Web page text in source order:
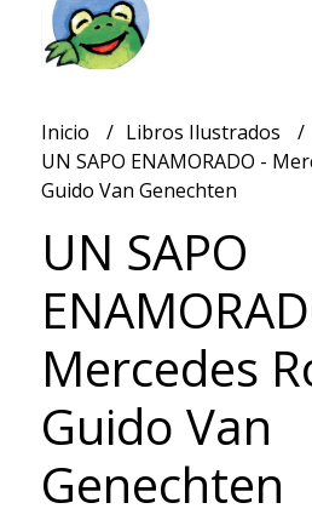
Inicio Libros Ilustrados
UN SAPO ENAMORADO -
Guido Van Genechten
UN SAPO
Mercedes
Guido Van
Genechten